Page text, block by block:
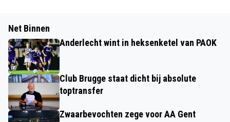
Net Binnen
Anderlecht wint in heksenketel van PAOK
Club Brugge staat dicht bij absolute
toptransfer
Zwaarbevochten zege voor AA Gent